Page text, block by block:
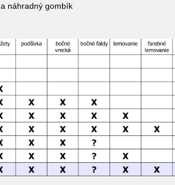
náhradný gombík